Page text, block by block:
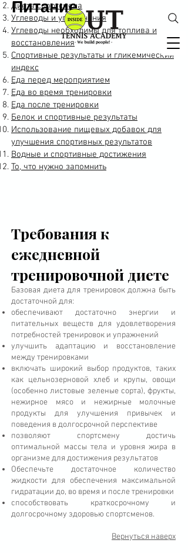
Питание
Диета спортсмена
Углеводы и упражнения
Углеводы необходимы для топлива и
восстановления
Спортивные результаты и гликемический
индекс
Еда перед мероприятием
Еда во время тренировки
Еда после тренировки
Белок и спортивные результаты
Использование пищевых добавок для
улучшения спортивных результатов
Водные и спортивные достижения
То, что нужно запомнить
Требования к
ежедневной
тренировочной диете
Базовая диета для тренировок должна быть
достаточной для:
обеспечивают достаточно энергии и
питательных веществ для удовлетворения
потребностей тренировок и упражнений
улучшить адаптацию и восстановление
между тренировками
включать широкий выбор продуктов, таких
как цельнозерновой хлеб и крупы, овощи
(особенно листовые зеленые сорта), фрукты,
нежирное мясо и нежирные молочные
продукты для улучшения привычек и
поведения в долгосрочной перспективе
позволяют спортсмену достичь
оптимальной массы тела и уровня жира в
организме для достижения результатов
Обеспечьте достаточное количество
жидкости для обеспечения максимальной
гидратации до, во время и после тренировки
способствовать краткосрочному и
долгосрочному здоровью спортсменов.
Вернуться наверх